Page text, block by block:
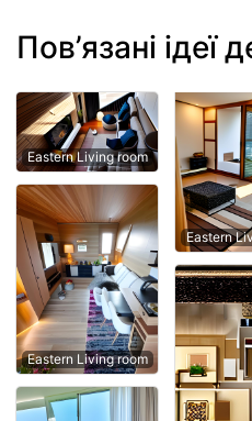
Пов’язані ідеї
Eastern Living room
Eastern Living room
Eastern